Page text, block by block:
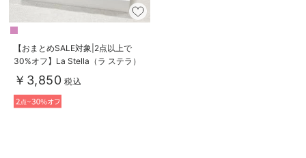
冬に可愛いニットがお得！
親子コーデ｜ママとベビーにおすすめ！
便利な育児家電
Gift Selection 出産祝い
【おまとめSALE対象|2点以上で
30%オフ】La Stella（ラ ステラ）
ブランケット＆ラトル 2点ボック
スギフトセット
￥3,850 税込